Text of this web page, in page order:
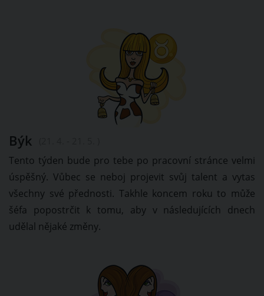
Býk
Tento týden bude pro tebe po pracovní stránce velmi
úspěšný. Vůbec se neboj projevit svůj talent a vytas
všechny své přednosti. Takhle koncem roku to může
šéfa popostrčit k tomu, aby v následujících dnech
udělal nějaké změny.